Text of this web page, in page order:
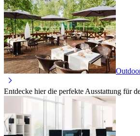
Entdecke hier die perfekte Ausstattung für